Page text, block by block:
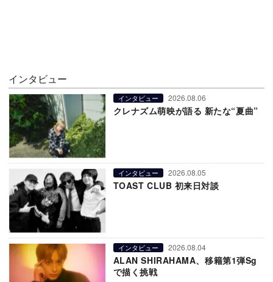
インタビュー
インタビュー 2026.08.06
クレナズム萌映が語る 新たな“夏曲”
インタビュー 2026.08.05
TOAST CLUB 初来日対談
インタビュー 2026.08.04
ALAN SHIRAHAMA、移籍第1弾Sg
で描く挑戦